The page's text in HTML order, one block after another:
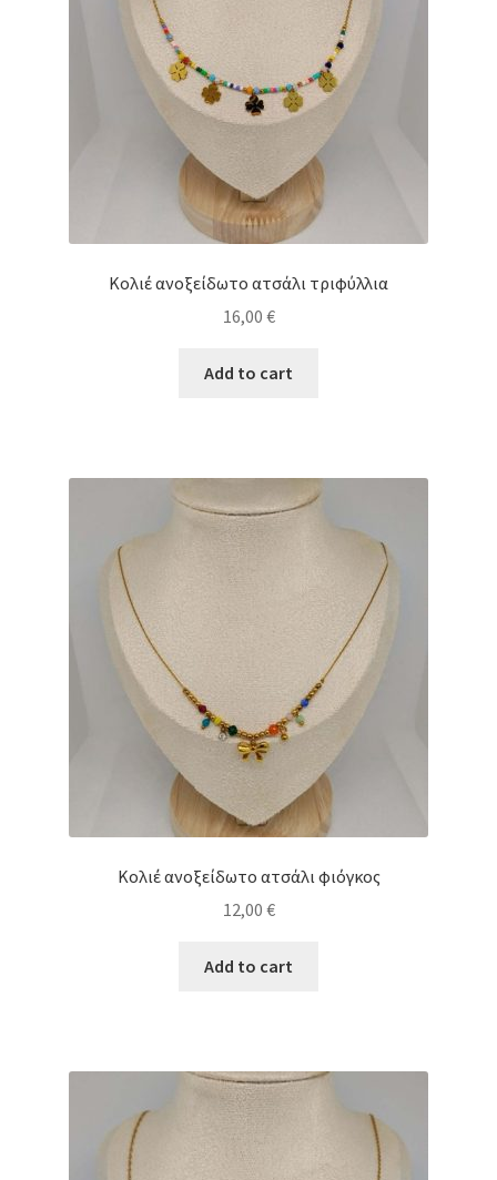
Κολιέ ανοξείδωτο ατσάλι τριφύλλια
16,00 €
Add to cart
Κολιέ ανοξείδωτο ατσάλι φιόγκος
12,00 €
Add to cart